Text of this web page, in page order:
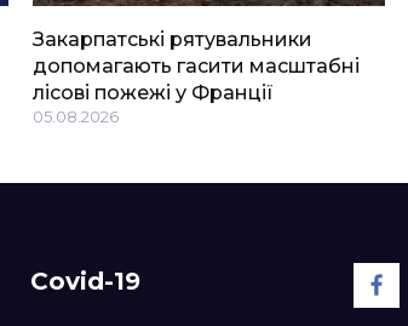
Закарпатські рятувальники
допомагають гасити масштабні
лісові пожежі у Франції
05.08.2026
Covid-19